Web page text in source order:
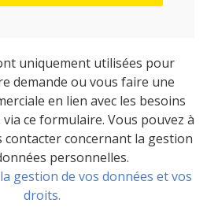
uniquement utilisées pour
demande ou vous faire une
en lien avec les besoins
ce formulaire. Vous pouvez à
concernant la gestion
personnelles.
gestion de vos données et vos
droits.